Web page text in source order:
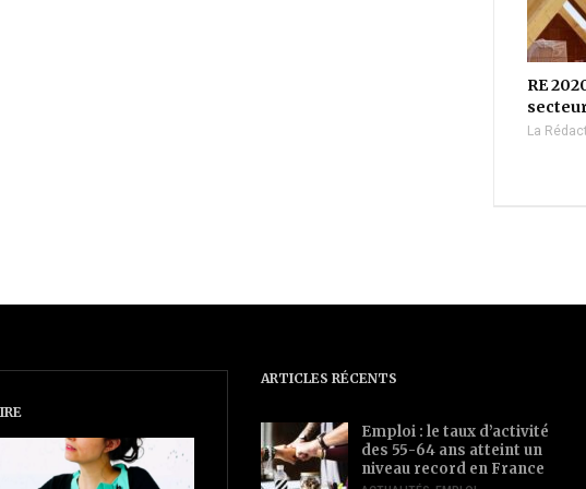
RE
La
ARTICLES RÉCENTS
Emploi : le taux d’activité
des 55-64 ans atteint un
niveau record en France